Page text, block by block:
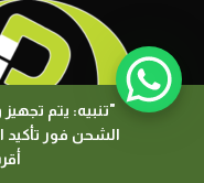
"تنبيه: يتم
الشحن فور